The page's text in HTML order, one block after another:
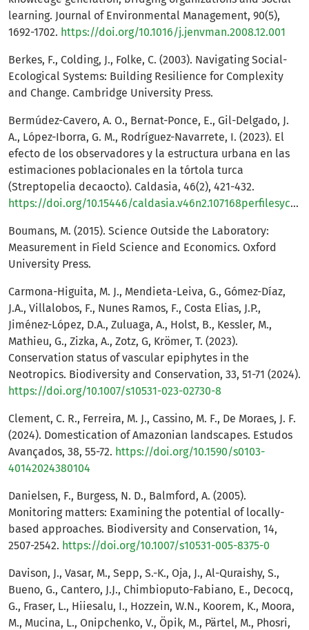
learning. Journal of Environmental Management, 90(5),
1692-1702. https://doi.org/10.1016/j.jenvman.2008.12.001
Berkes, F., Colding, J., Folke, C. (2003). Navigating Social-
Ecological Systems: Building Resilience for Complexity
and Change. Cambridge University Press.
Bermúdez-Cavero, A. O., Bernat-Ponce, E., Gil-Delgado, J.
A., López-Iborra, G. M., Rodríguez-Navarrete, I. (2023). El
efecto de los observadores y la estructura urbana en las
estimaciones poblacionales en la tórtola turca
(Streptopelia decaocto). Caldasia, 46(2), 421-432.
https://doi.org/10.15446/caldasia.v46n2.107168perfilesycapacidades.javeriana.edu.co
Boumans, M. (2015). Science Outside the Laboratory:
Measurement in Field Science and Economics. Oxford
University Press.
Carmona-Higuita, M. J., Mendieta-Leiva, G., Gómez-Díaz,
J.A., Villalobos, F., Nunes Ramos, F., Costa Elias, J.P.,
Jiménez-López, D.A., Zuluaga, A., Holst, B., Kessler, M.,
Mathieu, G., Zizka, A., Zotz, G, Krömer, T. (2023).
Conservation status of vascular epiphytes in the
Neotropics. Biodiversity and Conservation, 33, 51-71 (2024).
https://doi.org/10.1007/s10531-023-02730-8
Clement, C. R., Ferreira, M. J., Cassino, M. F., De Moraes, J. F.
(2024). Domestication of Amazonian landscapes. Estudos
Avançados, 38, 55-72. https://doi.org/10.1590/s0103-
40142024380104
Danielsen, F., Burgess, N. D., Balmford, A. (2005).
Monitoring matters: Examining the potential of locally-
based approaches. Biodiversity and Conservation, 14,
2507-2542. https://doi.org/10.1007/s10531-005-8375-0
Davison, J., Vasar, M., Sepp, S.-K., Oja, J., Al-Quraishy, S.,
Bueno, G., Cantero, J.J., Chimbioputo-Fabiano, E., Decocq,
G., Fraser, L., Hiiesalu, I., Hozzein, W.N., Koorem, K., Moora,
M., Mucina, L., Onipchenko, V., Öpik, M., Pärtel, M., Phosri,